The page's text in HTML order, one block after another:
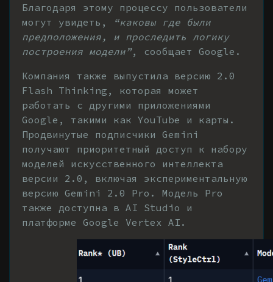
Благодаря этому процессу пользователи
могут увидеть,
“каковы где были
предположения, и проследить логику
построения модели”, сообщает Google.
Компания также выпустила версию 2.0
Flash Thinking, которая может
работать с другими приложениями
Google, такими как YouTube и карты.
Продвинутые подписчики Gemini
получают приоритетный доступ к набору
моделей искусственного интеллекта
версии 2.0, включая экспериментальную
версию Gemini 2.0 Pro. Модель Pro
также доступна в AI Studio и
платформе Google Vertex AI.